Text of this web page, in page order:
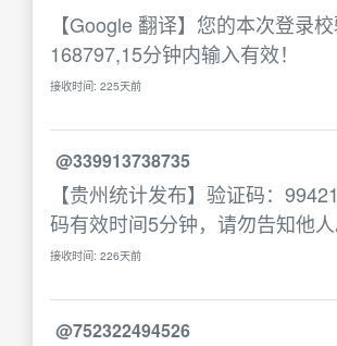
【Google 翻译】您的本次登录校
168797,15分钟内输入有效！
接收时间: 225天前
@339913738735
【贵州统计发布】验证码：
码有效时间5分钟，请勿告知他人
接收时间: 226天前
@752322494526